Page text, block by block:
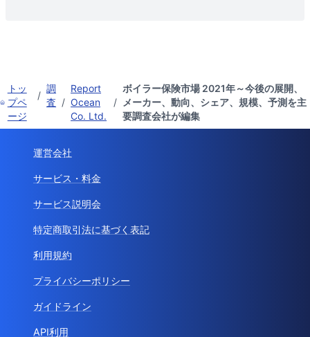
トッ
プペ
ージ
/
調
査 /
Report
Ocean
Co. Ltd.
/
ボイラー保険市場 2021年～今後の展開、
メーカー、動向、シェア、規模、予測を主
要調査会社が編集
運営会社
サービス・料金
サービス説明会
特定商取引法に基づく表記
利用規約
プライバシーポリシー
ガイドライン
API利用